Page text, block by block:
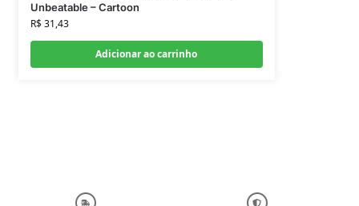
Unbeatable – Cartoon
R$31,43
Adicionar ao carrinho